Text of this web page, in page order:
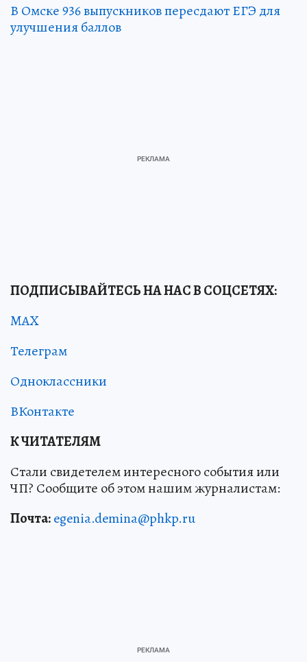
В Омске 936 выпускников пересдают ЕГЭ для
улучшения баллов
ПОДПИСЫВАЙТЕСЬ НА НАС В СОЦСЕТЯХ:
MAX
Телеграм
Одноклассники
ВКонтакте
К ЧИТАТЕЛЯМ
Стали свидетелем интересного события или
ЧП? Сообщите об этом нашим журналистам:
Почта:egenia.demina@phkp.ru